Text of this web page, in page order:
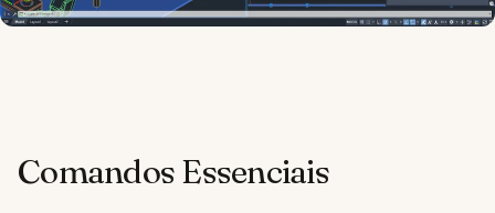
Comandos Essenciais